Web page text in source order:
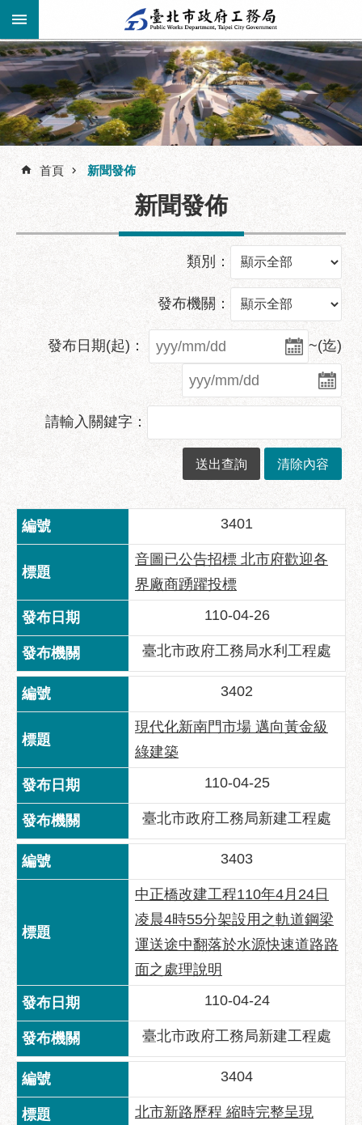
跳到主要內容區塊
進
階
搜
公
告
資
訊
服
關
介
務
訊
政
府
訊
公
開
優
良
事
蹟
影
音
專
別
主
流
化
性
騷
防
治
政
園
地
便
民
服
務
首頁 新聞發佈
新聞發佈
類別：
發布機關：
發布日期(起)： ~(迄)
請輸入關鍵字：
3401
音圖已公告招標 北市府歡迎各
界廠商踴躍投標
110-04-26
臺北市政府工務局水利工程處
3402
現代化新南門市場 邁向黃金級
綠建築
110-04-25
臺北市政府工務局新建工程處
3403
中正橋改建工程110年4月24日
凌晨4時55分架設用之軌道鋼梁
運送途中翻落於水源快速道路路
面之處理說明
110-04-24
臺北市政府工務局新建工程處
3404
北市新路歷程 縮時完整呈現